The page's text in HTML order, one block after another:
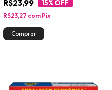
R$23,99 15% OFF
R$23,27 com Pix